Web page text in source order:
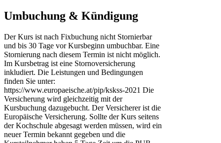
Umbuchung & Kündigung
Der Kurs ist nach Fixbuchung nicht Stornierbar
und bis 30 Tage vor Kursbeginn umbuchbar. Eine
Stornierung nach diesem Termin ist nicht möglich.
Im Kursbetrag ist eine Stornoversicherung
inkludiert. Die Leistungen und Bedingungen
finden Sie unter:
https://www.europaeische.at/pip/kskss-2021 Die
Versicherung wird gleichzeitig mit der
Kursbuchung dazugebucht. Der Versicherer ist die
Europäische Versicherung. Sollte der Kurs seitens
der Kochschule abgesagt werden müssen, wird ein
neuer Termin bekannt gegeben und die